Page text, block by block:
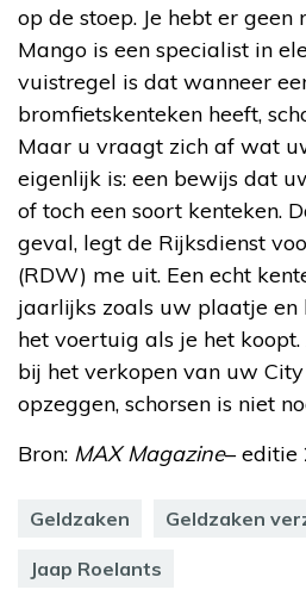
op de stoep. Je hebt er
Mango is een specialist in
vuistregel is dat wanneer
bromfietskenteken heeft,
Maar u vraagt zich af wat
eigenlijk is: een bewijs dat
of toch een soort kenteken.
geval, legt de Rijksdienst
(RDW) me uit. Een echt
jaarlijks zoals uw plaatje en
het voertuig als je het
bij het verkopen van uw
opzeggen, schorsen is niet
Bron: MAX Magazine– editie
Geldzaken Geldzaken
Jaap Roelants